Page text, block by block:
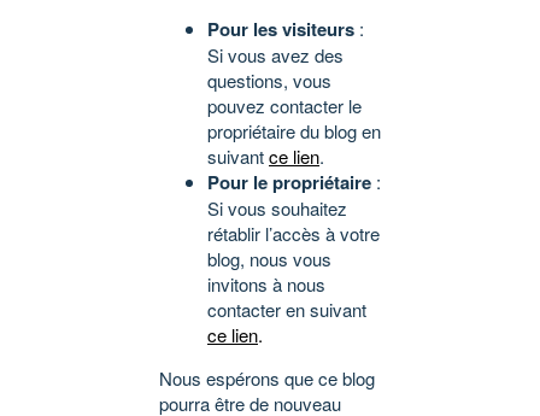
Pour les visiteurs :
Si vous avez des
questions, vous
pouvez contacter le
propriétaire du blog en
suivantce lien.
Pour le propriétaire :
Si vous souhaitez
rétablir l’accès à votre
blog, nous vous
invitons à nous
contacter en suivant
ce lien.
Nous espérons que ce blog
pourra être de nouveau